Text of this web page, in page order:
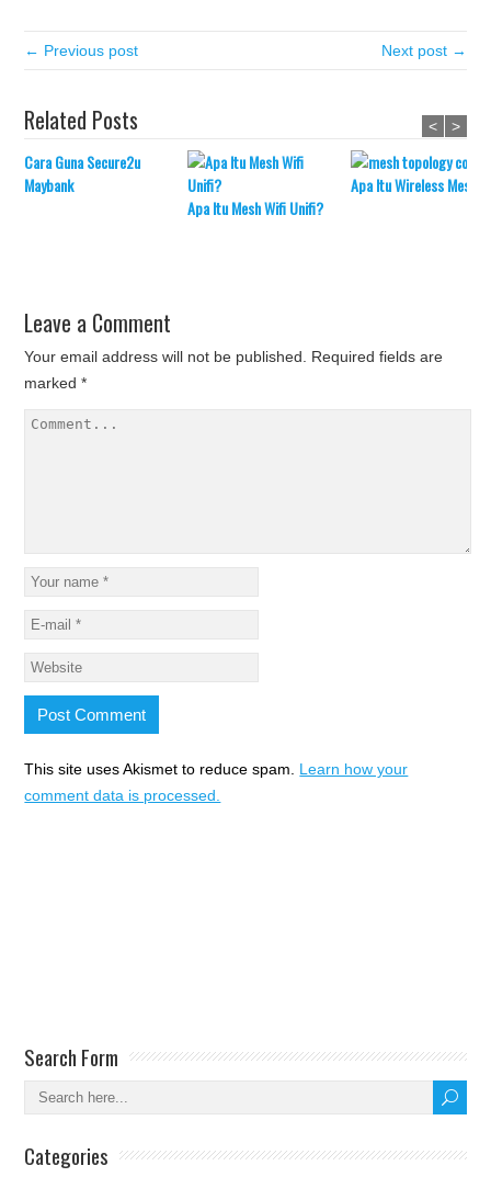
← Previous post Next post →
Related Posts
Cara Guna Secure2u
Maybank
Apa Itu Mesh Wifi Unifi?
Apa Itu Wireless Mesh?
< >
Leave a Comment
Your email address will not be published.
Required fields are
marked*
This site uses Akismet to reduce spam. Learn how your
comment data is processed.
Search Form
Categories